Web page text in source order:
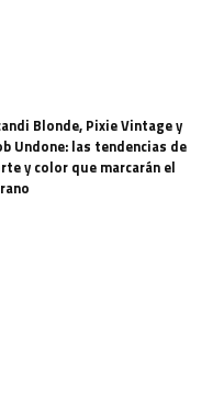
Blonde, Pixie Vintage y
Undone: las tendencias de
y color que marcarán el